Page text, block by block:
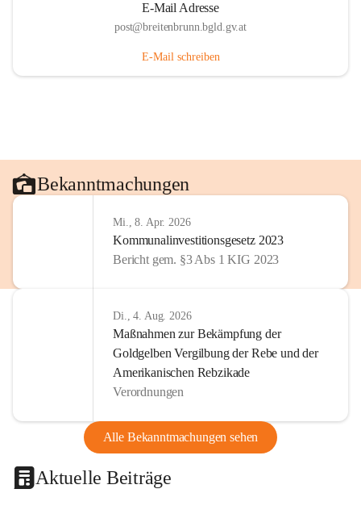
E-Mail Adresse
post@breitenbrunn.bgld.gv.at
E-Mail schreiben
Bekanntmachungen
Mi., 8. Apr. 2026
Kommunalinvestitionsgesetz 2023
Bericht gem. §3 Abs 1 KIG 2023
Di., 4. Aug. 2026
Maßnahmen zur Bekämpfung der
Goldgelben Vergilbung der Rebe und der
Amerikanischen Rebzikade
Verordnungen
Alle Bekanntmachungen sehen
Aktuelle Beiträge